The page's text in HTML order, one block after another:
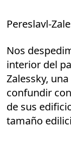
Pereslavl-
Nos
interior del
Zalessky,
confundir
de sus
tamaño